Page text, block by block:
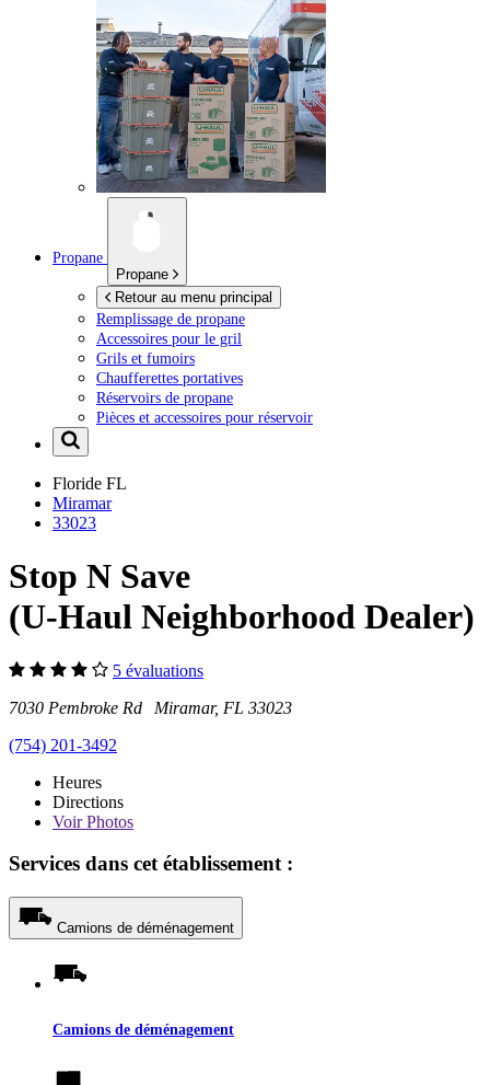
Propane
Propane
Retour au menu principal
Remplissage de propane
Accessoires pour le gril
Grils et fumoirs
Chaufferettes portatives
Réservoirs de propane
Pièces et accessoires pour réservoir
Floride FL
Miramar
33023
Stop N Save
(U-Haul Neighborhood Dealer)
5 évaluations
7030 Pembroke Rd Miramar, FL 33023
(754) 201-3492
Heures
Directions
VoirPhotos
Services dans cet établissement :
Camions de déménagement
Camions de déménagement